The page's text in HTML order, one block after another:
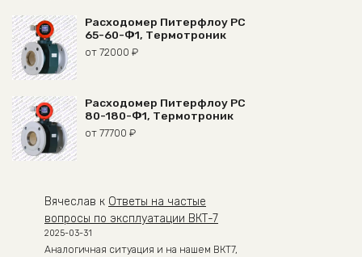
Расходомер Питерфлоу РС
65-60-Ф1, Термотроник
от 72000 ₽
Расходомер Питерфлоу РС
80-180-Ф1, Термотроник
от 77700 ₽
Вячеслав к Ответы на частые
вопросы по эксплуатации ВКТ-7
2025-03-31
Аналогичная ситуация и на нашем ВКТ7,